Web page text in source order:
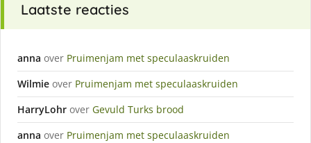
Laatste reacties
anna over Pruimenjam met speculaaskruiden
Wilmie over Pruimenjam met speculaaskruiden
HarryLohr over Gevuld Turks brood
anna over Pruimenjam met speculaaskruiden